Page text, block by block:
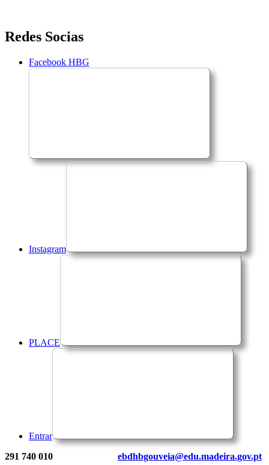
Saltar
para
conteúdo
Redes Socias
Facebook HBG
Instagram
PLACE
Entrar
291 740 010 ebdhbgouveia@edu.madeira.gov.pt